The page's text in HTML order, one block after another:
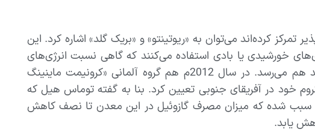
کرده‌اند می‌توان به «ریوتینتو» و «بریک گلد» اشاره کرد. این
خورشیدی یا بادی استفاده می‌کنند که گاهی نسبت انرژی‌های
پاک یاد شده از کل انرژی مصرفی این شرکت‌ها به 20 درصد هم می‌رسد. در سال 2012م هم گروه آلمانی «کرونیمت ماینینگ
خود در آفریقای جنوبی تعیین کرد. بنا به گفته توماس هیل که
سبب شده که میزان مصرف گازوئیل در این معدن تا نصف کاهش
یابد.